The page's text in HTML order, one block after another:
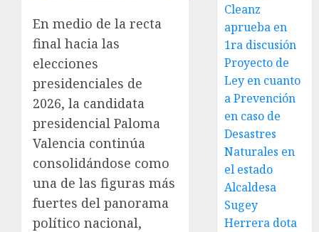
En medio de la recta
final hacia las
elecciones
presidenciales de
2026, la candidata
presidencial Paloma
Valencia continúa
consolidándose como
una de las figuras más
fuertes del panorama
político nacional,
Cleanz
aprueba en
1ra discusión
Proyecto de
Ley en cuanto
a Prevención
en caso de
Desastres
Naturales en
el estado
Alcaldesa
Sugey
Herrera dota